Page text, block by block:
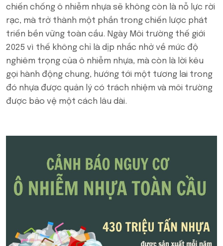
chiến chống ô nhiễm nhựa sẽ không còn là nỗ lực rời
rạc, mà trở thành một phần trong chiến lược phát
triển bền vững toàn cầu. Ngày Môi trường thế giới
2025 vì thế không chỉ là dịp nhắc nhở về mức độ
nghiêm trọng của ô nhiễm nhựa, mà còn là lời kêu
gọi hành động chung, hướng tới một tương lai trong
đó nhựa được quản lý có trách nhiệm và môi trường
được bảo vệ một cách lâu dài.